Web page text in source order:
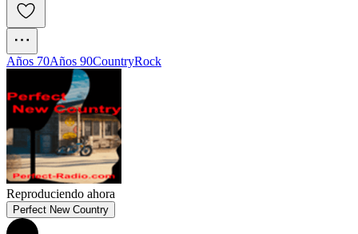
Años 70Años 90CountryRock
Reproduciendo ahora
Perfect New Country